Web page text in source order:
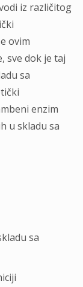
iz različitog
ovim
sve dok je taj
sa
enzim
u skladu sa
sa